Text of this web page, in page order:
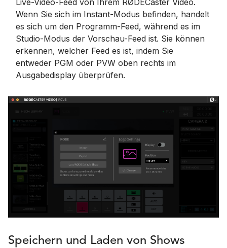
Live-Video-Feed von Ihrem RØDECaster Video.
Wenn Sie sich im Instant-Modus befinden, handelt
es sich um den Programm-Feed, während es im
Studio-Modus der Vorschau-Feed ist. Sie können
erkennen, welcher Feed es ist, indem Sie
entweder PGM oder PVW oben rechts im
Ausgabedisplay überprüfen.
Speichern und Laden von Shows